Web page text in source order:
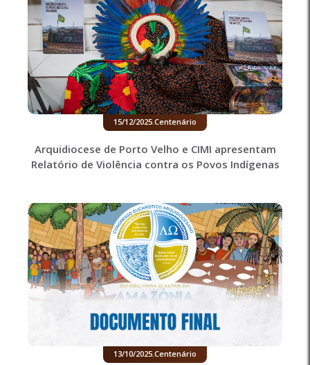
15/12/2025 Centenário
Arquidiocese de Porto Velho e CIMI apresentam
Relatório de Violência contra os Povos Indígenas
13/10/2025 Centenário